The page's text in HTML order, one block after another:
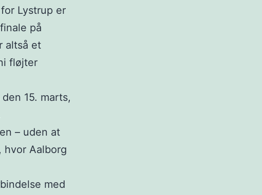
Lystrup er
på
altså et
fløjter
15. marts,
– uden at
hvor Aalborg
med